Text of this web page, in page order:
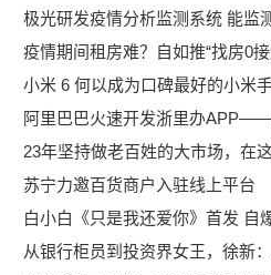
极光研发疫情分析监测系统 能监
疫情期间租房难？自如推“找房0接
小米 6 何以成为口碑最好的小米手
阿里巴巴火速开发浙里办
23年坚持做老百姓的大市场，在
苏宁力邀百货商户入驻线上平台
白小白《只是我还爱你》首发 自
从银行柜员到投资界女王，徐新